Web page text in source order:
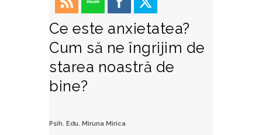
Ce este anxietatea?
Cum să ne îngrijim de
starea noastră de
bine?
Psih. Edu. Miruna Mirica